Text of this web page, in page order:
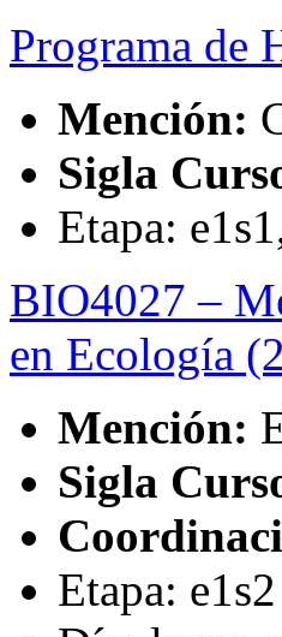
Programa de
Mención:
Sigla
Etapa:
BIO4027 –
en Ecología
Mención:
Sigla
Etapa: